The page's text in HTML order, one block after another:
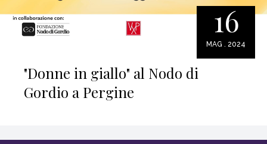
16
MAG . 2024
"Donne in giallo" al Nodo di
Gordio a Pergine